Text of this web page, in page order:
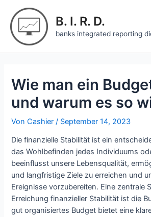
Inhalt
springen
B. I. R. D.
banks integrated reporting
Wie man ein
und warum es so
VonCashier/ September 14, 2023
Die finanzielle Stabilität ist ein
das Wohlbefinden jedes Individuums
beeinflusst unsere Lebensqualität,
und langfristige Ziele zu erreichen und
Ereignisse vorzubereiten. Eine zentrale
Erreichung finanzieller Stabilität ist die
gut organisiertes Budget bietet eine